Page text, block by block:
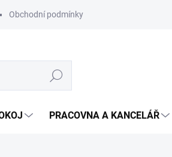
Obchodní podmínky Podmínky
Hledat
PRACOVNA A KANCELÁŘ